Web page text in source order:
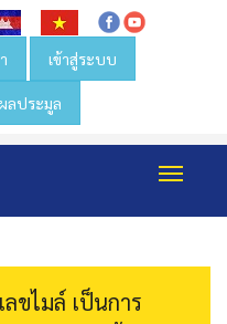
เข้าสู่ระบบ
ลประมูล
ขไมล์ เป็นการ